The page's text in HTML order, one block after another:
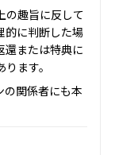
の趣旨に反して
的に判断した場
還または特典に
ます。
の関係者にも本